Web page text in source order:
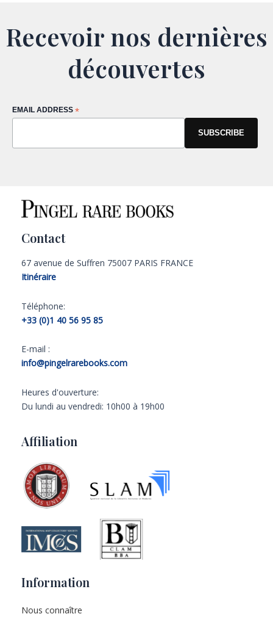
Recevoir nos dernières
découvertes
EMAIL ADDRESS *
Contact
67 avenue de Suffren 75007 PARIS FRANCE
Itinéraire
Téléphone:
+33 (0)1 40 56 95 85
E-mail :
info@pingelrarebooks.com
Heures d'ouverture:
Du lundi au vendredi: 10h00 à 19h00
Affiliation
Information
Nous connaître